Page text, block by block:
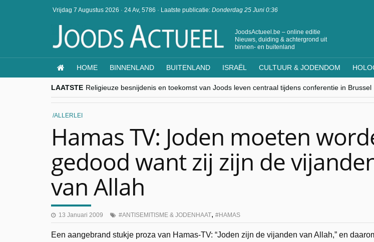
Vrijdag 7 Augustus 2026 · 24 Av, 5786 · Laatste publicatie: Donderdag 25 Juni 0:36
JoodsActueel.be – online editie
Nieuws, duiding & achtergrond uit
binnen- en buitenland
HOME BINNENLAND BUITENLAND ISRAËL CULTUUR & JODENDOM
LAATSTE Religieuze besnijdenis en toekomst van Joods leven centraal tijdens conferentie in Brussel
“Besnijdenisdebat toont hoe moeilijk seculiere Westen minderheden begrijpt”, Jinnih Beels
CITYTRIP | ROEMENIË – Boekarest: de verrassing van Oost-Europa
ALLERLEI
Hamas TV: Joden moeten
gedood want zij zijn de
van Allah
13 Januari 2009 ANTISEMITISME & JODENHAAT, HAMAS
Een aangebrand stukje proza van Hamas-TV: “Joden zijn de vijanden van Allah,” en